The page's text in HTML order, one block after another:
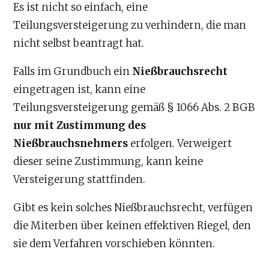
Es ist nicht so einfach, eine
Teilungsversteigerung zu verhindern, die man
nicht selbst beantragt hat.
Falls im Grundbuch ein Nießbrauchsrecht
eingetragen ist, kann eine
Teilungsversteigerung gemäß § 1066 Abs. 2 BGB
nur mit Zustimmung des
Nießbrauchsnehmers erfolgen. Verweigert
dieser seine Zustimmung, kann keine
Versteigerung stattfinden.
Gibt es kein solches Nießbrauchsrecht, verfügen
die Miterben über keinen effektiven Riegel, den
sie dem Verfahren vorschieben könnten.